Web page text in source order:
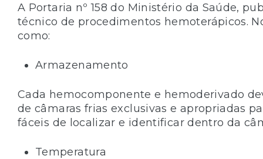
A Portaria nº 158 do Ministério da Saúde,
técnico de procedimentos hemoterápicos.
como:
Armazenamento
Cada hemocomponente e hemoderivado
de câmaras frias exclusivas e apropriadas
fáceis de localizar e identificar dentro da
Temperatura